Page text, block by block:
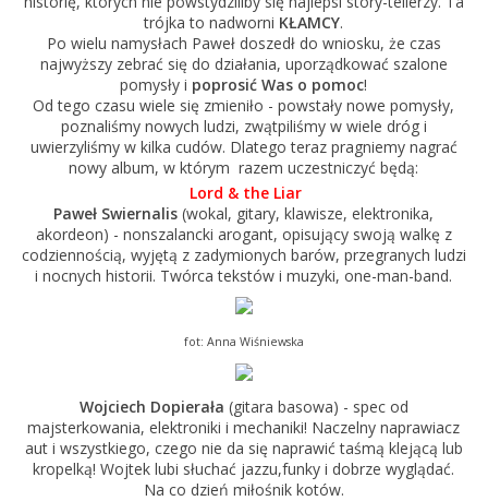
trójka to nadworni KŁAMCY.
Po wielu namysłach Paweł doszedł do wniosku, że czas
najwyższy zebrać się do działania, uporządkować szalone
pomysły i poprosić Was o pomoc!
Od tego czasu wiele się zmieniło - powstały nowe pomysły,
poznaliśmy nowych ludzi, zwątpiliśmy w wiele dróg i
uwierzyliśmy w kilka cudów. Dlatego teraz pragniemy nagrać
nowy album, w którym razem uczestniczyć będą:
Lord & the Liar
Paweł Swiernalis(wokal, gitary, klawisze, elektronika,
akordeon) - nonszalancki arogant, opisujący swoją walkę z
codziennością, wyjętą z zadymionych barów, przegranych ludzi
i nocnych historii. Twórca tekstów i muzyki, one-man-band.
fot: Anna Wiśniewska
Wojciech Dopierała (gitara basowa) - spec od
majsterkowania, elektroniki i mechaniki! Naczelny naprawiacz
aut i wszystkiego, czego nie da się naprawić taśmą klejącą lub
kropelką! Wojtek lubi słuchać jazzu,funky i dobrze wyglądać.
Na co dzień miłośnik kotów.